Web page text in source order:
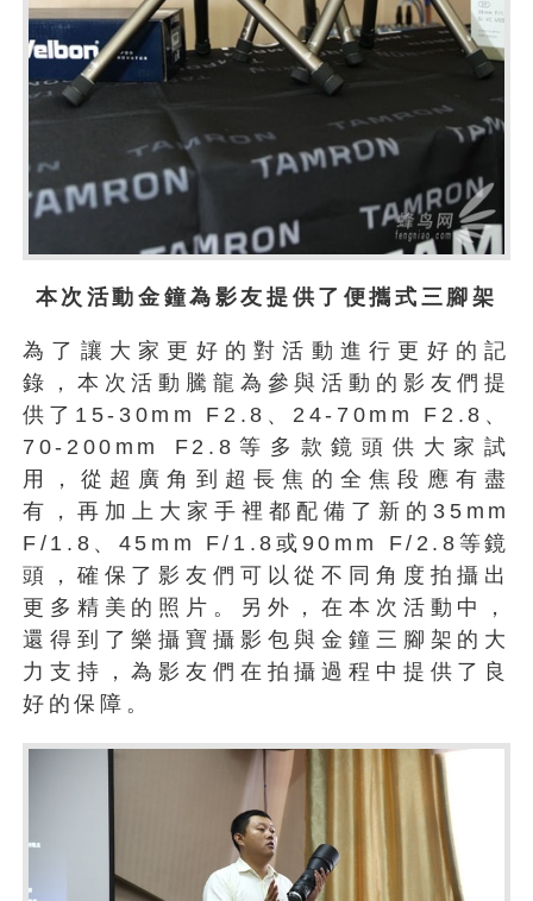
本次活動金鐘為影友提供了便攜式三腳架
為了讓大家更好的對活動進行更好的記
錄，本次活動騰龍為參與活動的影友們提
供了15-30mm F2.8、24-70mm F2.8、
70-200mm F2.8等多款鏡頭供大家試
用，從超廣角到超長焦的全焦段應有盡
有，再加上大家手裡都配備了新的35mm
F/1.8、45mm F/1.8或90mm F/2.8等鏡
頭，確保了影友們可以從不同角度拍攝出
更多精美的照片。另外，在本次活動中，
還得到了樂攝寶攝影包與金鐘三腳架的大
力支持，為影友們在拍攝過程中提供了良
好的保障。